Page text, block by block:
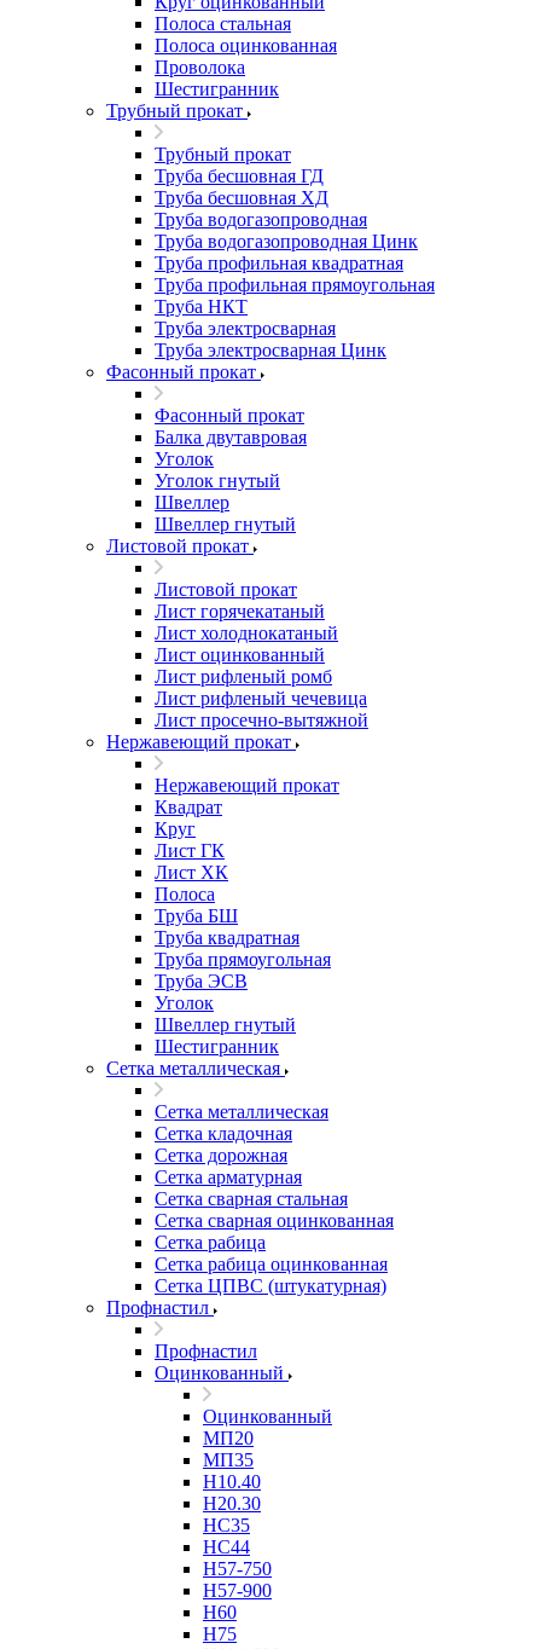
Полоса стальная
Полоса оцинкованная
Проволока
Шестигранник
Трубный прокат
Трубный прокат
Труба бесшовная ГД
Труба бесшовная ХД
Труба водогазопроводная
Труба водогазопроводная Цинк
Труба профильная квадратная
Труба профильная прямоугольная
Труба НКТ
Труба электросварная
Труба электросварная Цинк
Фасонный прокат
Фасонный прокат
Балка двутавровая
Уголок
Уголок гнутый
Швеллер
Швеллер гнутый
Листовой прокат
Листовой прокат
Лист горячекатаный
Лист холоднокатаный
Лист оцинкованный
Лист рифленый ромб
Лист рифленый чечевица
Лист просечно-вытяжной
Нержавеющий прокат
Нержавеющий прокат
Квадрат
Круг
Лист ГК
Лист ХК
Полоса
Труба БШ
Труба квадратная
Труба прямоугольная
Труба ЭСВ
Уголок
Швеллер гнутый
Шестигранник
Сетка металлическая
Сетка металлическая
Сетка кладочная
Сетка дорожная
Сетка арматурная
Сетка сварная стальная
Сетка сварная оцинкованная
Сетка рабица
Сетка рабица оцинкованная
Сетка ЦПВС (штукатурная)
Профнастил
Профнастил
Оцинкованный
Оцинкованный
МП20
МП35
Н10.40
Н20.30
НС35
НС44
Н57-750
Н57-900
Н60
Н75